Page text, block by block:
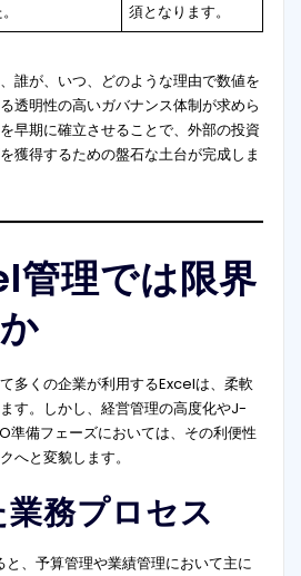
。
須となります。
誰が、いつ、どのような理由で数値を
透明性の高いガバナンス体制が求めら
早期に確立させることで、外部の投資
獲得するための盤石な土台が完成しま
管理では限界
多くの企業が利用するExcelは、柔軟
す。しかし、経営管理の高度化やJ-
準備フェーズにおいては、その利便性
へと変貌します。
務プロセス
、予算管理や業績管理において主に